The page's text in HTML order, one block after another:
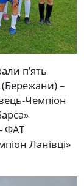
п’ять
(Бережани) –
Чемпіон
ФАТ
Ланівці»